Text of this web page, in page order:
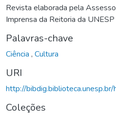
Revista elaborada pela
Imprensa da Reitoria da UNESP
Palavras-chave
Ciência , Cultura
URI
http://
Coleções